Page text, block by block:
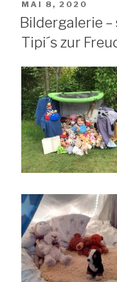
VERÖFFENTLICHT
AM
MAI 8, 2020
Bildergalerie
Tipi´s zur